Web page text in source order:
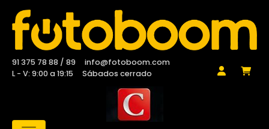
91 375 78 88 / 89
info@fotoboom.com
L - V: 9:00 a 19:15
Sábados cerrado